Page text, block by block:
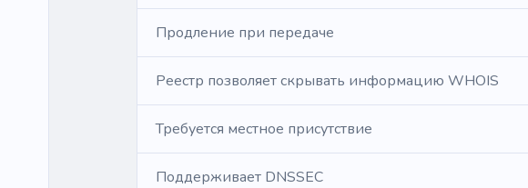
Продление при передаче
Реестр позволяет скрывать информацию WHOIS
Требуется местное присутствие
Поддерживает DNSSEC